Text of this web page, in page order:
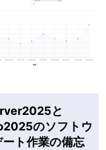
と
のソフトウ
ト作業の備忘